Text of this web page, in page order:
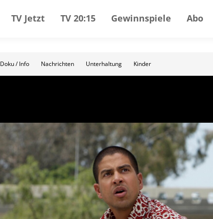
TV Jetzt TV 20:15 Gewinnspiele Abo
Doku / Info Nachrichten Unterhaltung Kinder